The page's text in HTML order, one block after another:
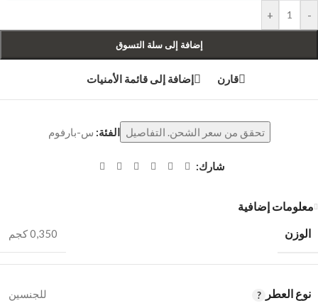
-
+
إضافة إلى سلة التسوق
قارن إضافة إلى قائمة الأمنيات
تحقق من سعر الشحن. التفاصيل الفئة: س-بارفوم
شارك:
معلومات إضافية
الوزن
0,350 كجم
نوع العطر للجنسين